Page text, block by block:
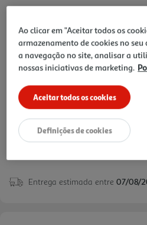
a
mesma
página.
99,99 €
Notas de preparação
Entrega estimada entre 07/08/
Ao clicar em "Aceitar todos os
armazenamento de cookies no
a navegação no site, analisar a
nossas iniciativas de marketing.
Aceitar todos os cookies
Definições de cookies